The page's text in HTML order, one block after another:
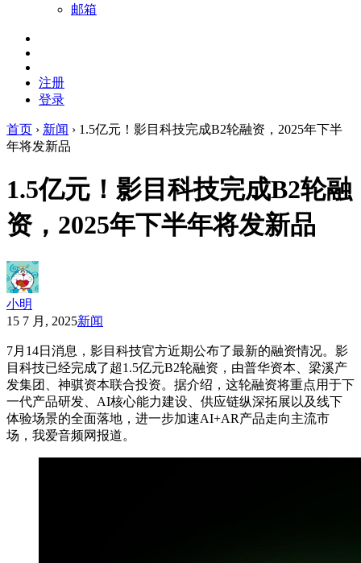
邮箱
注册
登录
首页 › 新闻 › 1.5亿元！影目科技完成B2轮融资，2025年下半
年将发新品
1.5亿元！影目科技完成B2轮融
资，2025年下半年将发新品
小明
15 7 月, 2025新闻
7月14日消息，影目科技官方近期公布了最新的融资情况。影
目科技已经完成了超1.5亿元B2轮融资，由普华资本、梁溪产
发集团、神骐资本联合投资。据介绍，这轮融资将重点用于下
一代产品研发、AI核心能力建设、供应链纵深拓展以及线下
体验场景的全面落地，进一步加速AI+AR产品走向主流市
场，我爱音频网报道。